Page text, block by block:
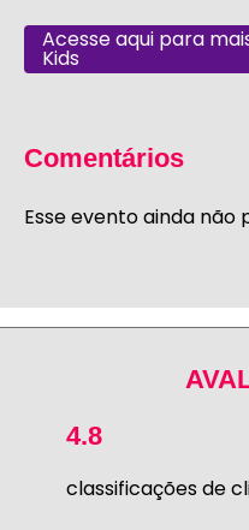
Acesse aqui para
Kids
Comentários
Esse evento ainda não
4.8
classificações de